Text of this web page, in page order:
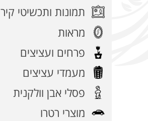
תמונות ותכשיטי קיר
מראות
פרחים ועציצים
מעמדי עציצים
פסלי אבן וולקנית
מוצרי רטרו